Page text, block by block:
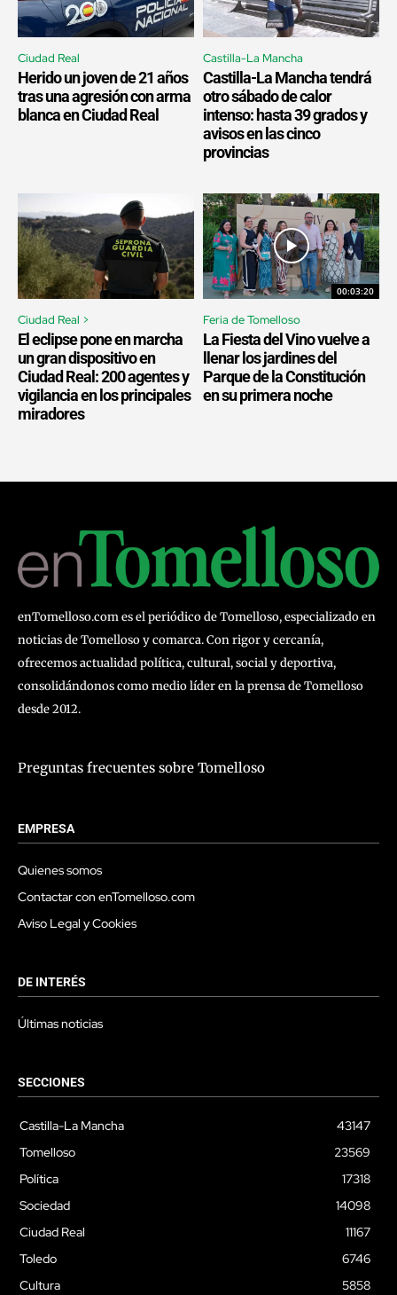
Ciudad Real
Herido un joven de 21 años
tras una agresión con arma
blanca en Ciudad Real
Castilla-La Mancha
Castilla-La Mancha tendrá
otro sábado de calor
intenso: hasta 39 grados y
avisos en las cinco
provincias
Ciudad Real >
El eclipse pone en marcha
un gran dispositivo en
Ciudad Real: 200 agentes y
vigilancia en los principales
miradores
00:03:20
Feria de Tomelloso
La Fiesta del Vino vuelve a
llenar los jardines del
Parque de la Constitución
en su primera noche
enTomelloso.com es el periódico de Tomelloso, especializado en
noticias de Tomelloso y comarca. Con rigor y cercanía,
ofrecemos actualidad política, cultural, social y deportiva,
consolidándonos como medio líder en la prensa de Tomelloso
desde 2012.
Preguntas frecuentes sobre Tomelloso
EMPRESA
Quienes somos
Contactar con enTomelloso.com
Aviso Legal y Cookies
DE INTERÉS
Últimas noticias
SECCIONES
Castilla-La Mancha
43147
Tomelloso
23569
Política
17318
Sociedad
14098
Ciudad Real
11167
Toledo
6746
Cultura
5858